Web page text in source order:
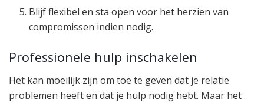
Blijf flexibel en sta open voor het herzien van
compromissen indien nodig.
Professionele hulp inschakelen
Het kan moeilijk zijn om toe te geven dat je relatie
problemen heeft en dat je hulp nodig hebt. Maar het